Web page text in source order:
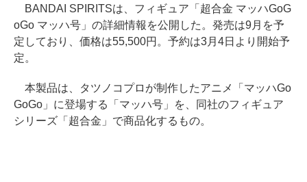
BANDAI SPIRITSは、フィギュア「超合金 マッハGoG
oGo マッハ号」の詳細情報を公開した。発売は9月を予
定しており、価格は55,500円。予約は3月4日より開始予
定。
本製品は、タツノコプロが制作したアニメ「マッハGo
GoGo」に登場する「マッハ号」を、同社のフィギュア
シリーズ「超合金」で商品化するもの。